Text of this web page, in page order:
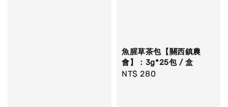
魚腥草茶包【關西鎮農
會】：3g*25包 / 盒
Regular
NT$ 280